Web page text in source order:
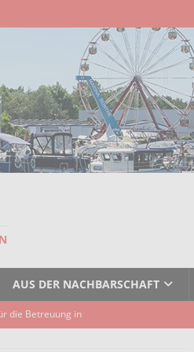
AUS DER NACHBARSCHAFT
die Betreuung in